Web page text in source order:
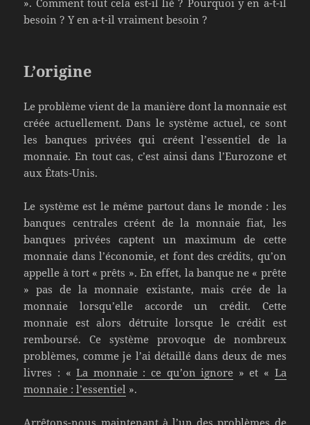
besoin ? Y en a-t-il vraiment besoin ?
L’origine
Le problème vient de la manière dont la monnaie est
créée actuellement. Dans le système actuel, ce sont
les banques privées qui créent l’essentiel de la
monnaie. En tout cas, c’est ainsi dans l’Eurozone et
aux États-Unis.
Le système est le même partout dans le monde : les
banques centrales créent de la monnaie fiat, les
banques privées captent un maximum de cette
monnaie dans l’économie, et font des crédits, qu’on
appelle à tort « prêts ». En effet, la banque ne « prête
» pas de la monnaie existante, mais crée de la
monnaie lorsqu’elle accorde un crédit. Cette
monnaie est alors détruite lorsque le crédit est
remboursé. Ce système provoque de nombreux
problèmes, comme je l’ai détaillé dans deux de mes
livres : «La monnaie : ce qu’on ignore » et « La
monnaie : l’essentiel ».
Arrêtons-nous maintenant à l’un des problèmes de